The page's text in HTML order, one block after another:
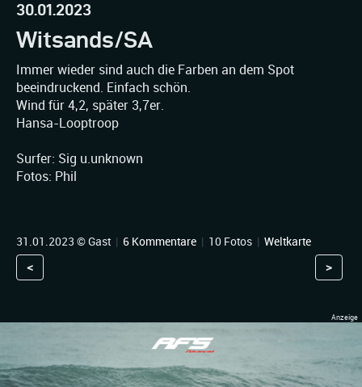
30.01.2023
Witsands/SA
Immer wieder sind auch die Farben an dem Spot
beeindruckend. Einfach schön.
Wind für 4,2, später 3,7er.
Hansa-Looptroop
Surfer: Sig u.unknown
Fotos: Phil
31.01.2023 © Gast | 6 Kommentare | 10 Fotos | Weltkarte
< >